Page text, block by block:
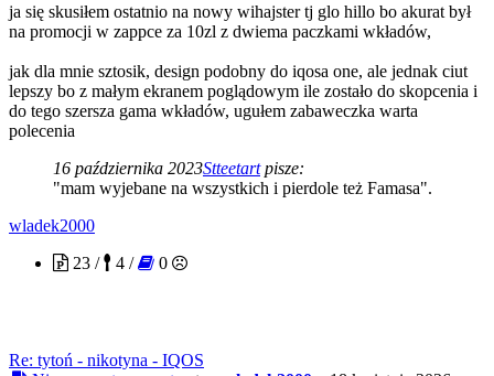
ja się skusiłem ostatnio na nowy wihajster tj glo hillo bo akurat był
na promocji w zappce za 10zl z dwiema paczkami wkładów,
jak dla mnie sztosik, design podobny do iqosa one, ale jednak ciut
lepszy bo z małym ekranem poglądowym ile zostało do skopcenia i
do tego szersza gama wkładów, ugułem zabaweczka warta
polecenia
16 października 2023Stteetartpisze:
"mam wyjebane na wszystkich i pierdole też Famasa".
wladek2000
23 /
4 / 0
Re: tytoń - nikotyna - IQOS